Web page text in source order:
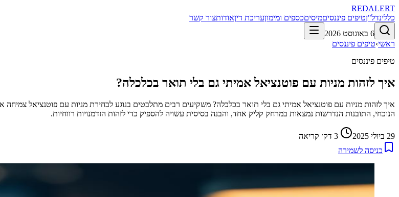
REDALERT
כללינדל"ןטיפים פיננסיםמיסיםכספים ומימוןעריכת דיןאודותצור קשר
6 באוגוסט 2026
ראשי›טיפים פיננסים
טיפים פיננסים
איך לזהות מניות עם פוטנציאל אמיתי גם בלי תואר בכלכלה?
איך לזהות מניות עם פוטנציאל אמיתי גם בלי תואר בכלכלה? משקיעים רבים מתלבטים בנוגע לבחירת מניות עם פוטנציאל
הנוכחי, התובנות הנדרשות נמצאות במרחק קליק אחד, והבנה בסיסית עשויה להספיק כדי לזהות הזדמנויות רווחיות.
29 ביולי 2025 3 דק׳ קריאה
כניסה לשמירה